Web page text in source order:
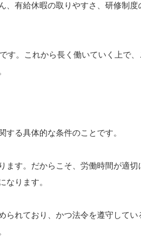
有給休暇の取りやすさ、研修制
す。これから長く働いていく上で
る具体的な条件のことです。
す。だからこそ、労働時間が適
なります。
れており、かつ法令を遵守して